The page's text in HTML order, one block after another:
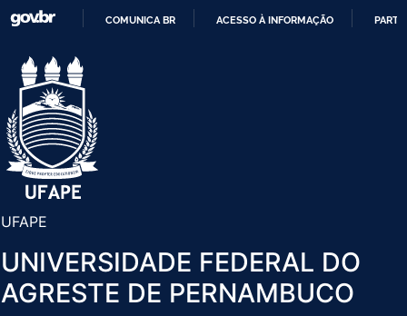
Pular
COMUNICA BR ACESSO À INFORMAÇÃO
UFAPE
UNIVERSIDADE FEDERAL DO
AGRESTE DE PERNAMBUCO